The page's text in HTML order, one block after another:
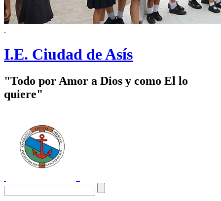
.
I.E. Ciudad de Asís
"Todo por Amor a Dios y como El lo
quiere"